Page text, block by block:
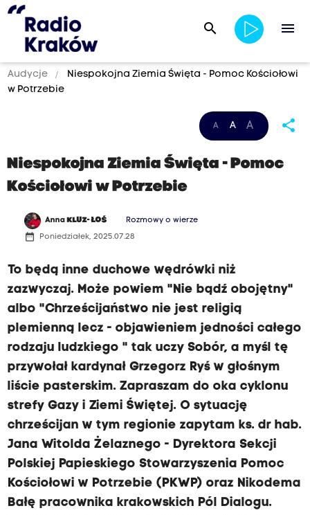
search menu
Audycje
Niespokojna Ziemia Święta - Pomoc Kościołowi
w Potrzebie
A A A share
Niespokojna Ziemia Święta - Pomoc
Kościołowi w Potrzebie
Anna KLUZ- ŁOŚ Rozmowy o wierze
date_range Poniedziałek, 2025.07.28
To będą inne duchowe wędrówki niż
zazwyczaj. Może powiem "Nie bądź obojętny"
albo "Chrześcijaństwo nie jest religią
plemienną lecz - objawieniem jedności całego
rodzaju ludzkiego " tak uczy Sobór, a myśl tę
przywołał kardynał Grzegorz Ryś w głośnym
liście pasterskim. Zapraszam do oka cyklonu
strefy Gazy i Ziemi Świętej. O sytuację
chrześcijan w tym regionie zapytam ks. dr hab.
Jana Witolda Żelaznego - Dyrektora Sekcji
Polskiej Papieskiego Stowarzyszenia Pomoc
Kościołowi w Potrzebie (PKWP) oraz Nikodema
Bałę pracownika krakowskich Pól Dialogu.